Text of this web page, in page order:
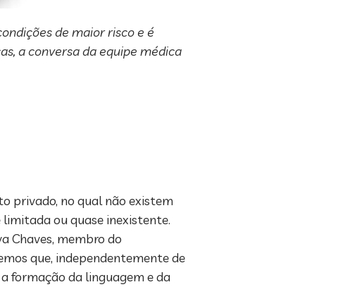
de maior risco e é
a conversa da equipe médica
privado, no qual não existem
ou quase inexistente.
Chaves, membro do
que, independentemente de
formação da linguagem e da